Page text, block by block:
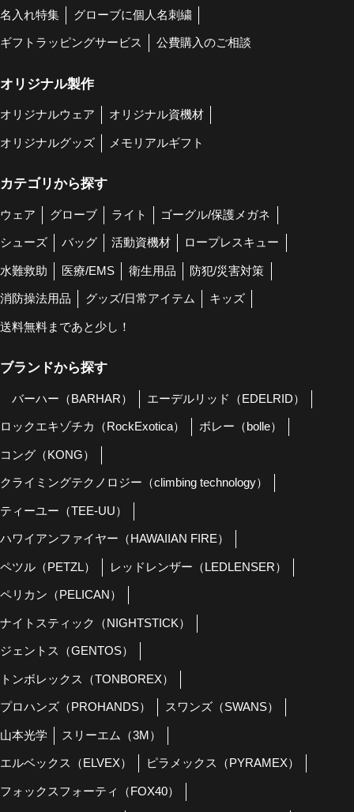
名入れ特集 グローブに個人名刺繍
ギフトラッピングサービス 公費購入のご相談
オリジナル製作
オリジナルウェア オリジナル資機材
オリジナルグッズ メモリアルギフト
カテゴリから探す
ウェア グローブ ライト ゴーグル/保護メガネ
シューズ バッグ 活動資機材 ロープレスキュー
水難救助 医療/EMS 衛生用品 防犯/災害対策
消防操法用品 グッズ/日常アイテム キッズ
送料無料まであと少し！
ブランドから探す
バーハー（BARHAR） エーデルリッド（EDELRID）
ロックエキゾチカ（RockExotica） ボレー（bolle）
コング（KONG）
クライミングテクノロジー（climbing technology）
ティーユー（TEE-UU）
ハワイアンファイヤー（HAWAIIAN FIRE）
ペツル（PETZL） レッドレンザー（LEDLENSER）
ペリカン（PELICAN）
ナイトスティック（NIGHTSTICK）
ジェントス（GENTOS）
トンボレックス（TONBOREX）
プロハンズ（PROHANDS） スワンズ（SWANS）
山本光学 スリーエム（3M）
エルベックス（ELVEX） ピラメックス（PYRAMEX）
フォックスフォーティ（FOX40）